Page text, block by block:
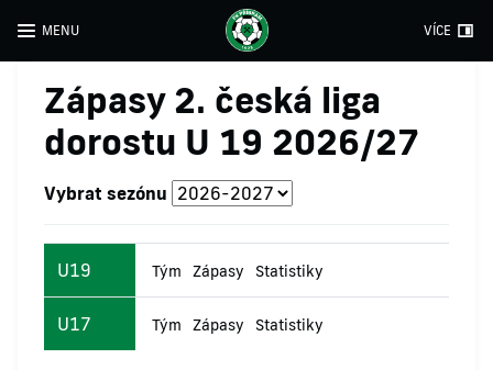
MENU VÍCE
Zápasy 2. česká liga
dorostu U 19 2026/27
Vybrat sezónu
U19 Tým Zápasy Statistiky
U17 Tým Zápasy Statistiky